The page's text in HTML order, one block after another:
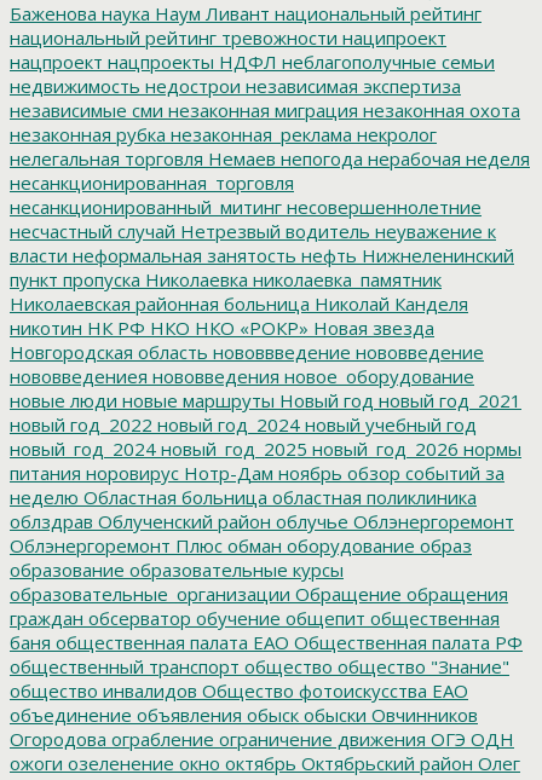
Баженова наука Наум Ливант национальный рейтинг
национальный рейтинг тревожности наципроект
нацпроект нацпроекты НДФЛ неблагополучные семьи
недвижимость недострои независимая экспертиза
независимые сми незаконная миграция незаконная охота
незаконная рубка незаконная_реклама некролог
нелегальная торговля Немаев непогода нерабочая неделя
несанкционированная_торговля
несанкционированный_митинг несовершеннолетние
несчастный случай Нетрезвый водитель неуважение к
власти неформальная занятость нефть Нижнеленинский
пункт пропуска Николаевка николаевка_памятник
Николаевская районная больница Николай Канделя
никотин НК РФ НКО НКО «РОКР» Новая звезда
Новгородская область нововвведение нововведение
нововведениея нововведения новое_оборудование
новые люди новые маршруты Новый год новый год_2021
новый год_2022 новый год_2024 новый учебный год
новый_год_2024 новый_год_2025 новый_год_2026 нормы
питания норовирус Нотр-Дам ноябрь обзор событий за
неделю Областная больница областная поликлиника
облздрав Облученский район облучье Облэнергоремонт
Облэнергоремонт Плюс обман оборудование образ
образование образовательные курсы
образовательные_организации Обращение обращения
граждан обсерватор обучение общепит общественная
баня общественная палата ЕАО Общественная палата РФ
общественный транспорт общество общество "Знание"
общество инвалидов Общество фотоискусства ЕАО
объединение объявления обыск обыски Овчинников
Огородова ограбление ограничение движения ОГЭ ОДН
ожоги озеленение окно октябрь Октябрьский район Олег